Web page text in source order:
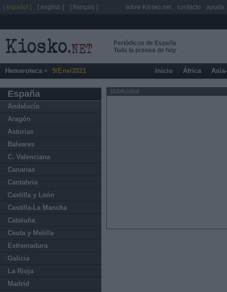
Periódicos de España
Toda la prensa de hoy
Hemeroteca 9/Ene/2021 Inicio África
España
Andalucía
Aragón
Asturias
Baleares
C. Valenciana
Canarias
Cantabria
Castilla y León
Castilla-La Mancha
Cataluña
Ceuta y Melilla
Extremadura
Galicia
La Rioja
Madrid
publicidad
[ español ] [ english ] [ français ] sobre Kiosko.net contacto ayuda